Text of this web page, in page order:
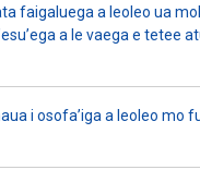
faigaluega a leoleo ua
a le vaega e tetee
i osofa’iga a leoleo mo